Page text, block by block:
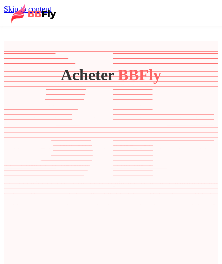
Skip to content
AcheterBBFly